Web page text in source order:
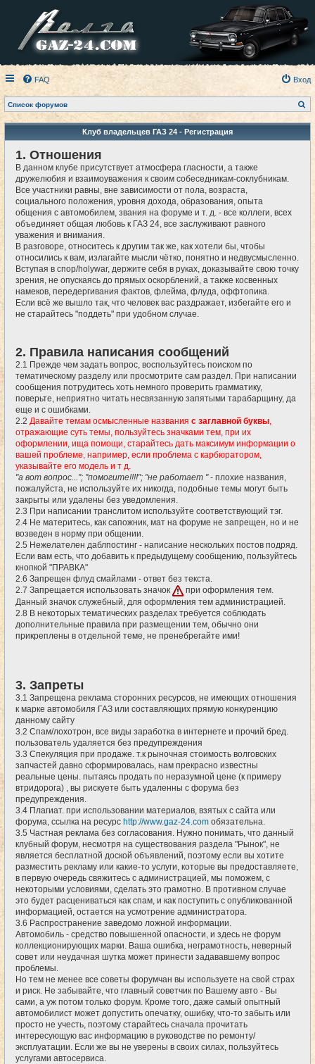
FAQ Вход
Список форумов
о
с
Клуб владельцев ГАЗ 24 - Регистрация
1. Отношения
В данном клубе присутствует атмосфера гласности, а также
дружелюбия и взаимоуважения к своим собеседникам-соклубникам.
Все участники равны, вне зависимости от пола, возраста,
социального положения, уровня дохода, образования, опыта
общения с автомобилем, звания на форуме и т. д. - все коллеги, всех
объединяет общая любовь к ГАЗ 24, все заслуживают равного
уважения и внимания.
В разговоре, относитесь к другим так же, как хотели бы, чтобы
относились к вам, излагайте мысли чётко, понятно и недвусмысленно.
Вступая в спор/holywar, держите себя в руках, доказывайте свою точку
зрения, не опускаясь до прямых оскорблений, а также косвенных
намеков, передергивания фактов, флейма, флуда, оффтопика.
Если всё же вышло так, что человек вас раздражает, избегайте его и
не старайтесь "поддеть" при удобном случае.
2. Правила написания сообщений
2.1 Прежде чем задать вопрос, воспользуйтесь поиском по
тематическому разделу или просмотрите сам раздел. При написании
сообщения потрудитесь хоть немного проверить грамматику,
поверьте, неприятно читать несвязанную запятыми тарабарщину, да
еще и с ошибками.
2.2 Давайте темам осмысленные названия с заглавной буквы,
отражающие суть темы, пользуйтесь значками тем, при их
оформлении, ища помощи, старайтесь дать максимум информации о
вашей проблеме, например, если проблема с карбюратором,
указывайте его модель и т д.
"а вот вопрос..."; "помогите!!!!"; "не работает "- плохие названия,
пожалуйста, не используйте их никогда, подобные темы могут быть
закрыты или удалены без уведомления.
2.3 При написании транслитом используйте соответствующий тэг.
2.4 Не материтесь, как сапожник, мат на форуме не запрещен, но и не
возведен в норму при общении.
2.5 Нежелателен даблпостинг - написание нескольких постов подряд.
Если вам есть, что добавить к предыдущему сообщению, пользуйтесь
кнопкой "ПРАВКА"
2.6 Запрещен флуд смайлами - ответ без текста.
2.7 Запрещается использовать значок
при оформления тем.
Данный значок служебный, для оформления тем администрацией.
2.8 В некоторых тематических разделах требуется соблюдать
дополнительные правила при размещении тем, обычно они
прикреплены в отдельной теме, не пренебрегайте ими!
3. Запреты
3.1 Запрещена реклама сторонних ресурсов, не имеющих отношения
к марке автомобиля ГАЗ или составляющих прямую конкуренцию
данному сайту
3.2 Спам/лохотрон, все виды заработка в интернете и прочий бред.
пользователь удаляется без предупреждения
3.3 Спекуляция при продаже. т.к рыночная стоимость волговских
запчастей давно сформировалась, нам прекрасно известны
реальные цены. пытаясь продать по неразумной цене (к примеру
втридорога) , вы рискуете быть удаленны с форума без
предупреждения.
3.4 Плагиат. при использовании материалов, взятых с сайта или
форума, ссылка на ресурс http://www.gaz-24.com обязательна.
3.5 Частная реклама без согласования. Нужно понимать, что данный
клубный форум, несмотря на существования раздела "Рынок", не
является бесплатной доской объявлений, поэтому если вы хотите
разместить рекламу или какие-то услуги, которые вы предоставляете,
в первую очередь свяжитесь с администрацией, мы поможем, с
некоторыми условиями, сделать это грамотно. В противном случае
это будет расцениваться как спам, и как поступить с опубликованной
информацией, остается на усмотрение администратора.
3.6 Распространение заведомо ложной информации.
Автомобиль - средство повышенной опасности, и здесь не форум
коллекционирующих марки. Ваша ошибка, неграмотность, неверный
совет или неудачная шутка может принести задававшему вопрос
проблемы.
Но тем не менее все советы форумчан вы используете на свой страх
и риск. Не забывайте, что главный советчик по Вашему авто - Вы
сами, а уж потом только форум. Кроме того, даже самый опытный
автомобилист может допустить опечатку, ошибку, что-то забыть или
просто не учесть, поэтому старайтесь сначала прочитать
интересующую вас информацию в руководстве по ремонту/
эксплуатации. Если же вы не уверены в своих силах, пользуйтесь
услугами автосервиса.